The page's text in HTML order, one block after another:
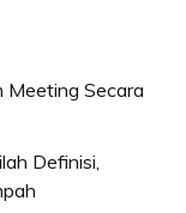
Meeting Secara
Definisi,